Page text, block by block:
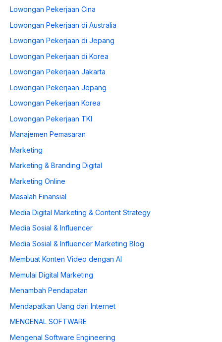
Lowongan Pekerjaan Cina
Lowongan Pekerjaan di Australia
Lowongan Pekerjaan di Jepang
Lowongan Pekerjaan di Korea
Lowongan Pekerjaan Jakarta
Lowongan Pekerjaan Jepang
Lowongan Pekerjaan Korea
Lowongan Pekerjaan TKI
Manajemen Pemasaran
Marketing
Marketing & Branding Digital
Marketing Online
Masalah Finansial
Media Digital Marketing & Content Strategy
Media Sosial & Influencer
Media Sosial & Influencer Marketing Blog
Membuat Konten Video dengan AI
Memulai Digital Marketing
Menambah Pendapatan
Mendapatkan Uang dari Internet
MENGENAL SOFTWARE
Mengenal Software Engineering